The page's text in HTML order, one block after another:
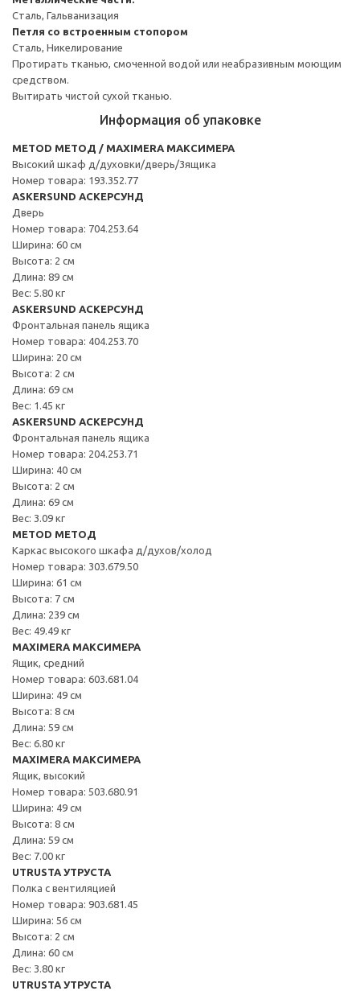
Сталь, Гальванизация
Петля со встроенным стопором
Сталь, Никелирование
Протирать тканью, смоченной водой или неабразивным моющим
средством.
Вытирать чистой сухой тканью.
Информация об упаковке
METOD МЕТОД / MAXIMERA МАКСИМЕРА
Высокий шкаф д/духовки/дверь/3ящика
Номер товара: 193.352.77
ASKERSUND АСКЕРСУНД
Дверь
Номер товара: 704.253.64
Ширина: 60 см
Высота: 2 см
Длина: 89 см
Вес: 5.80 кг
ASKERSUND АСКЕРСУНД
Фронтальная панель ящика
Номер товара: 404.253.70
Ширина: 20 см
Высота: 2 см
Длина: 69 см
Вес: 1.45 кг
ASKERSUND АСКЕРСУНД
Фронтальная панель ящика
Номер товара: 204.253.71
Ширина: 40 см
Высота: 2 см
Длина: 69 см
Вес: 3.09 кг
METOD МЕТОД
Каркас высокого шкафа д/духов/холод
Номер товара: 303.679.50
Ширина: 61 см
Высота: 7 см
Длина: 239 см
Вес: 49.49 кг
MAXIMERA МАКСИМЕРА
Ящик, средний
Номер товара: 603.681.04
Ширина: 49 см
Высота: 8 см
Длина: 59 см
Вес: 6.80 кг
MAXIMERA МАКСИМЕРА
Ящик, высокий
Номер товара: 503.680.91
Ширина: 49 см
Высота: 8 см
Длина: 59 см
Вес: 7.00 кг
UTRUSTA УТРУСТА
Полка с вентиляцией
Номер товара: 903.681.45
Ширина: 56 см
Высота: 2 см
Длина: 60 см
Вес: 3.80 кг
UTRUSTA УТРУСТА